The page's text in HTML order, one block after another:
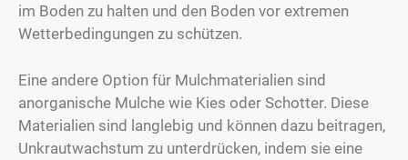
im Boden zu halten und den Boden vor extremen
Wetterbedingungen zu schützen.
Eine andere Option für Mulchmaterialien sind
anorganische Mulche wie Kies oder Schotter. Diese
Materialien sind langlebig und können dazu beitragen,
Unkrautwachstum zu unterdrücken, indem sie eine